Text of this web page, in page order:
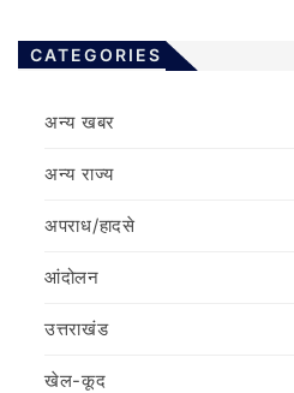
CATEGORIES
अन्य खबर
अन्य राज्य
अपराध/हादसे
आंदोलन
उत्तराखंड
खेल-कूद